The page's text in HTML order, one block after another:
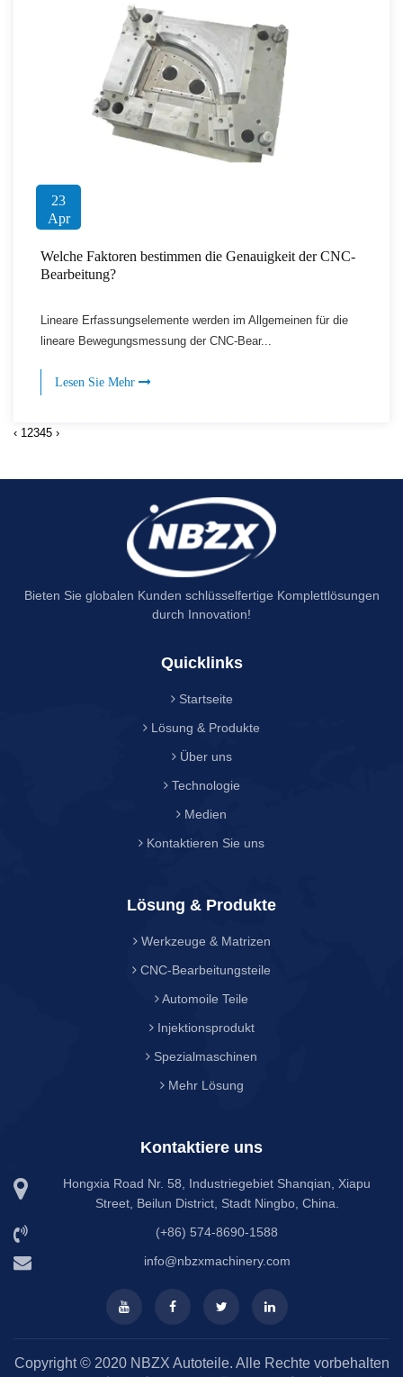
23
Apr
Welche Faktoren bestimmen die Genauigkeit der CNC-
Bearbeitung?
Lineare Erfassungselemente werden im Allgemeinen für die
lineare Bewegungsmessung der CNC-Bear...
Lesen Sie Mehr
‹ 12345 ›
Bieten Sie globalen Kunden schlüsselfertige Komplettlösungen
durch Innovation!
Quicklinks
Startseite
Lösung & Produkte
Über uns
Technologie
Medien
Kontaktieren Sie uns
Lösung & Produkte
Werkzeuge & Matrizen
CNC-Bearbeitungsteile
Automoile Teile
Injektionsprodukt
Spezialmaschinen
Mehr Lösung
Kontaktiere uns
Hongxia Road Nr. 58, Industriegebiet Shanqian, Xiapu
Street, Beilun District, Stadt Ningbo, China.
(+86) 574-8690-1588
info@nbzxmachinery.com
Copyright © 2020 NBZX Autoteile. Alle Rechte vorbehalten